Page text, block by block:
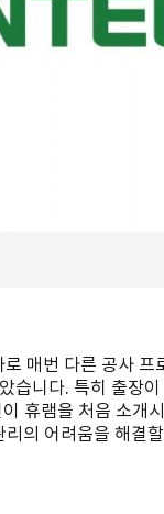
매번 다른 공사 프
습니다. 특히 출장
휴램을 처음 소개
의 어려움을 해결